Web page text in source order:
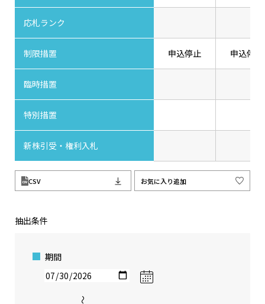
応札ランク
制限措置 申込停止 申込停止
臨時措置
特別措置
新株引受・権利入札
CSV お気に入り追加
抽出条件
期間
〜